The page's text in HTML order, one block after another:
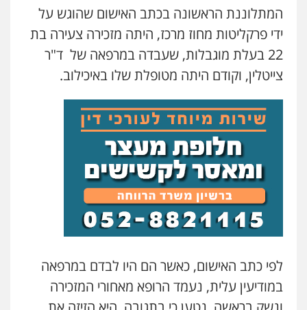
עו"ד אור בן שאנן
פלילי
0549199449
בר ציון – אוזן משרד עורכי דין
פלילי עבירות תנועה תעבורה
חמורה
0505258475
עו"ד אמיר נאטור
פלילי פשיעה חמורה צווארון לבן
0543326767
עו"ד אתנה אדרי
פשיעה חמורה
וחקירות עורכי דין לענייני אסירים
0502181995
המתלוננת הראשונה בכתב האישום שהוגש על
ידי פרקליטות מחוז מרכז, היתה מזכירה צעירה בת
22 בעלת מוגבלות, שעבדה במרפאה של ד"ר
צייטלין, וקודם היתה מטופלת שלו באיכילוב.
לפי כתב האישום, כאשר הם היו לבדם במרפאה
במודיעין עלית, נעמד הרופא מאחורי המזכירה